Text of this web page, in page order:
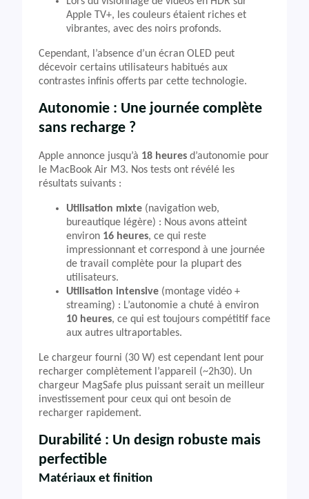
Apple TV+, les couleurs étaient riches et
vibrantes, avec des noirs profonds.
Cependant, l’absence d’un écran OLED peut
décevoir certains utilisateurs habitués aux
contrastes infinis offerts par cette technologie.
Autonomie : Une journée complète
sans recharge ?
Apple annonce jusqu’à 18 heures d’autonomie pour
le MacBook Air M3. Nos tests ont révélé les
résultats suivants :
Utilisation mixte (navigation web,
bureautique légère) : Nous avons atteint
environ 16 heures, ce qui reste
impressionnant et correspond à une journée
de travail complète pour la plupart des
utilisateurs.
Utilisation intensive (montage vidéo +
streaming) : L’autonomie a chuté à environ
10 heures, ce qui est toujours compétitif face
aux autres ultraportables.
Le chargeur fourni (30 W) est cependant lent pour
recharger complètement l’appareil (~2h30). Un
chargeur MagSafe plus puissant serait un meilleur
investissement pour ceux qui ont besoin de
recharger rapidement.
Durabilité : Un design robuste mais
perfectible
Matériaux et finition